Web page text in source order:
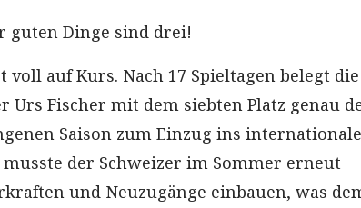
guten Dinge sind drei!
voll auf Kurs. Nach 17 Spieltagen belegt die
Urs Fischer mit dem siebten Platz genau
Saison zum Einzug ins internationale
musste der Schweizer im Sommer erneut
und Neuzugänge einbauen, was